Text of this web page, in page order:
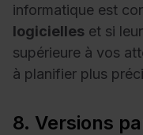
informatique est
logicielles et si
supérieure à vos
à planifier plus
8. Versions